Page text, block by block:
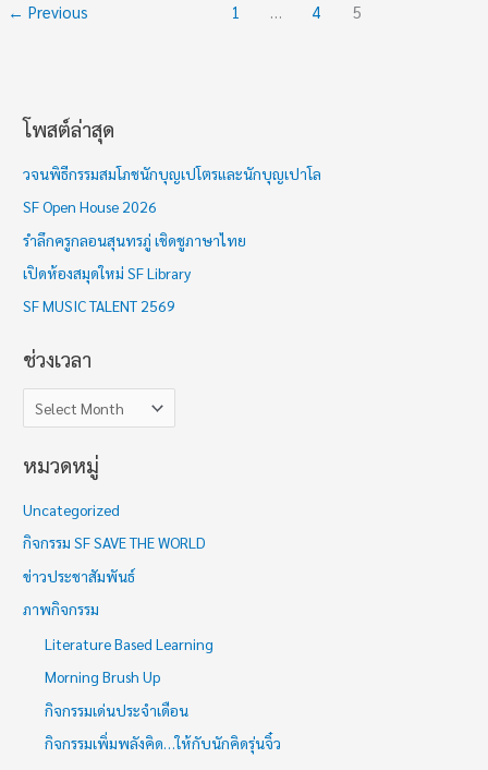
เข้า
← Previous 1 … 4 5
โพสต์ล่าสุด
วจนพิธีกรรมสมโภชนักบุญเปโตรและนักบุญเปาโล
SF Open House 2026
รำลึกครูกลอนสุนทรภู่ เชิดชูภาษาไทย
เปิดห้องสมุดใหม่ SF Library
SF MUSIC TALENT 2569
ช่วงเวลา
ช่
ง
เ
ว
ล
า
หมวดหมู่
Uncategorized
กิจกรรม SF SAVE THE WORLD
ข่าวประชาสัมพันธ์
ภาพกิจกรรม
Literature Based Learning
Morning Brush Up
กิจกรรมเด่นประจำเดือน
กิจกรรมเพิ่มพลังคิด…ให้กับนักคิดรุ่นจิ๋ว